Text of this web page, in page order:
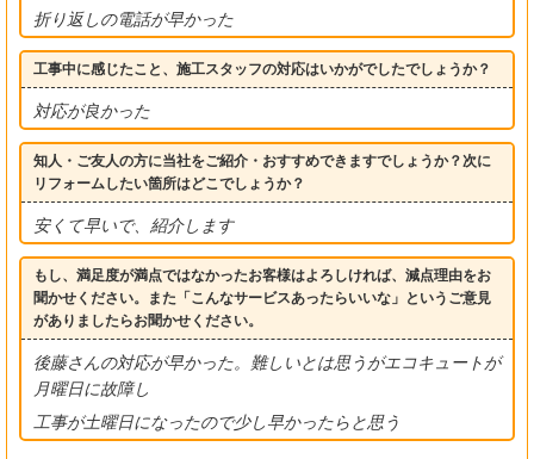
折り返しの電話が早かった
工事中に感じたこと、施工スタッフの対応はいかがでしたでしょうか？
対応が良かった
知人・ご友人の方に当社をご紹介・おすすめできますでしょうか？次に
リフォームしたい箇所はどこでしょうか？
安くて早いで、紹介します
もし、満足度が満点ではなかったお客様はよろしければ、減点理由をお
聞かせください。また「こんなサービスあったらいいな」というご意見
がありましたらお聞かせください。
後藤さんの対応が早かった。難しいとは思うがエコキュートが
月曜日に故障し
工事が土曜日になったので少し早かったらと思う